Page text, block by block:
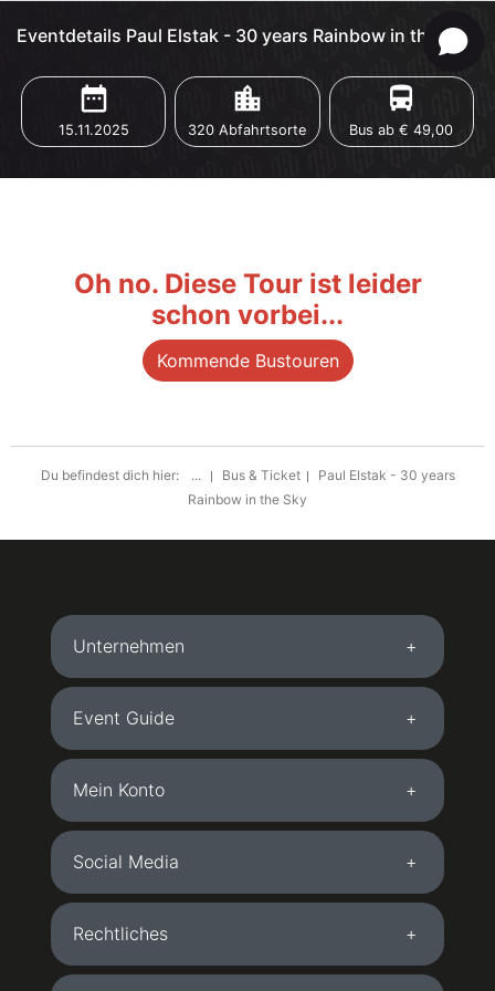
Eventdetails Paul Elstak - 30 years Rainbow in the Sky
date_range
15.11.2025
location_city
320 Abfahrtsorte
directions_bus
Bus ab € 49,00
Oh no. Diese Tour ist leider
schon vorbei...
Kommende Bustouren
Du befindest dich hier: ... Bus & Ticket
Paul Elstak - 30 years
Rainbow in the Sky
Unternehmen
Event Guide
Mein Konto
Social Media
Rechtliches